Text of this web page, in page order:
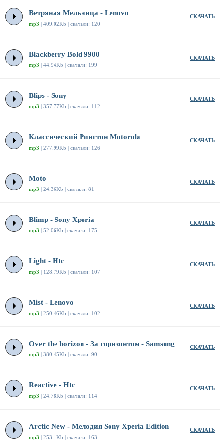
Ветряная Мельница - Lenovo
mp3 | 409.02Kb | скачали: 120
СКАЧАТЬ
Blackberry Bold 9900
mp3 | 44.94Kb | скачали: 199
СКАЧАТЬ
Blips - Sony
mp3 | 357.77Kb | скачали: 112
СКАЧАТЬ
Классический Рингтон Motorola
mp3 | 277.99Kb | скачали: 126
СКАЧАТЬ
Moto
mp3 | 24.36Kb | скачали: 81
СКАЧАТЬ
Blimp - Sony Xperia
mp3 | 52.06Kb | скачали: 175
СКАЧАТЬ
Light - Htc
mp3 | 128.79Kb | скачали: 107
СКАЧАТЬ
Mist - Lenovo
mp3 | 250.46Kb | скачали: 102
СКАЧАТЬ
Over the horizon - За горизонтом - Samsung
mp3 | 380.45Kb | скачали: 90
СКАЧАТЬ
Reactive - Htc
mp3 | 24.78Kb | скачали: 114
СКАЧАТЬ
Arctic New - Мелодия Sony Xperia Edition
mp3 | 253.1Kb | скачали: 163
СКАЧАТЬ